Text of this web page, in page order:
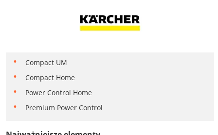
Compact UM
Compact Home
Power Control Home
Premium Power Control